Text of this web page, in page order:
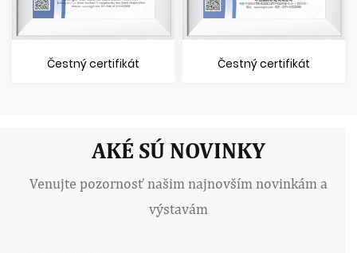
Čestný certifikát Čestný certifikát
AKÉ SÚ NOVINKY
Venujte pozornosť našim najnovším novinkám a
výstavám